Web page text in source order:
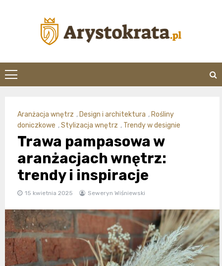
arystokrata.pl
Aranżacja wnętrz , Design i architektura , Rośliny
doniczkowe ,Stylizacja wnętrz , Trendy w designie
Trawa pampasowa w
aranżacjach wnętrz:
trendy i inspiracje
15 kwietnia 2025 Seweryn Wiśniewski